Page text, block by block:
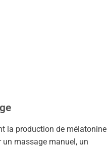
la production de mélatonine
massage manuel, un